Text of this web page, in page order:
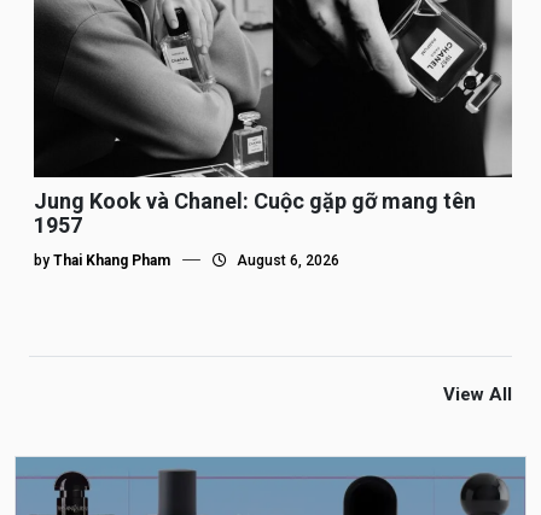
Jung Kook và Chanel: Cuộc gặp gỡ mang tên
1957
by Thai Khang Pham August 6, 2026
View All